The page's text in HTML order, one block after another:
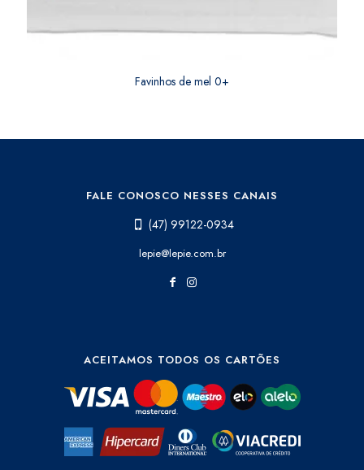
Favinhos de mel 0+
FALE CONOSCO NESSES CANAIS
(47) 99122-0934
lepie@lepie.com.br
ACEITAMOS TODOS OS CARTÕES